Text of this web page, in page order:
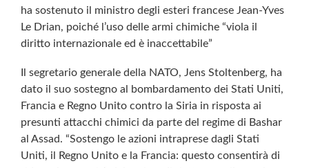
ha sostenuto il ministro degli esteri francese Jean-Yves
Le Drian, poiché l’uso delle armi chimiche “viola il
diritto internazionale ed è inaccettabile”
Il segretario generale della NATO, Jens Stoltenberg, ha
dato il suo sostegno al bombardamento dei Stati Uniti,
Francia e Regno Unito contro la Siria in risposta ai
presunti attacchi chimici da parte del regime di Bashar
al Assad. “Sostengo le azioni intraprese dagli Stati
Uniti, il Regno Unito e la Francia: questo consentirà di